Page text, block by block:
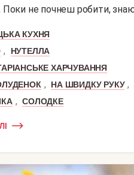
не почнеш робити,
КУХНЯ
,
НУТЕЛЛА
ХАРЧУВАННЯ
, НА ШВИДКУ РУКУ ,
, СОЛОДКЕ